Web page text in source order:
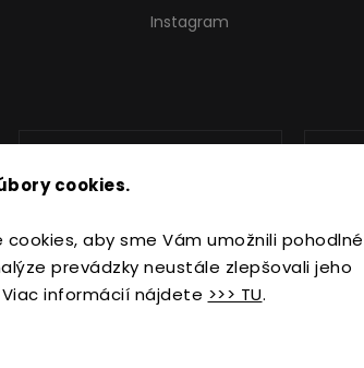
cookies.
aby sme Vám umožnili pohodlné
prevádzky neustále zlepšovali jeho
informácií nájdete >>> TU.
Instagram
2026FedoraHome.sk. Všetky práva vyhradené.